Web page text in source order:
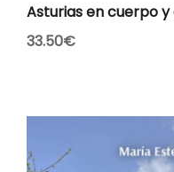
Asturias en cuerpo
33.50€